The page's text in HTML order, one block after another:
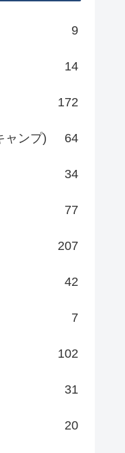
9
14
172
ャンプ) 64
34
77
207
42
7
102
31
20